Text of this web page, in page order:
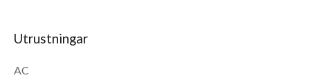
Utrustningar
AC